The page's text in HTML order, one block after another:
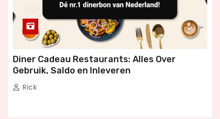
Diner Cadeau Restaurants: Alles Over
Gebruik, Saldo en Inleveren
Rick